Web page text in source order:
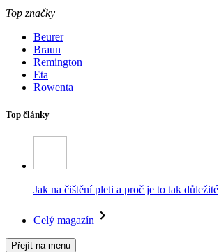
Top značky
Beurer
Braun
Remington
Eta
Rowenta
Top články
Jak na čištění pleti a proč je to tak důležité
Celý magazín
Přejít na menu